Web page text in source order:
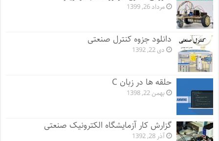
مرداد 26, 1399
دانلود جزوه کنترل صنعتی
دی 22, 1392
حلقه ها در زبان C
بهمن 22, 1398
گزارش کار آزمایشگاه الکترونیک صنعتی
آذر 28, 1392